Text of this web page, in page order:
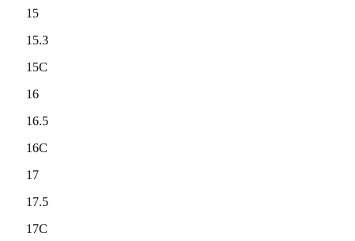
15
15.3
15C
16
16.5
16C
17
17.5
17C